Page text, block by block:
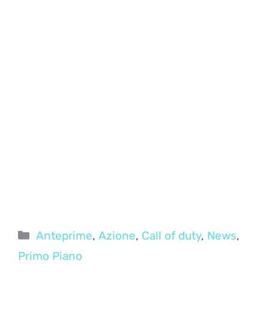
Categorie
Anteprime,Azione, Call of duty, News,
Primo Piano